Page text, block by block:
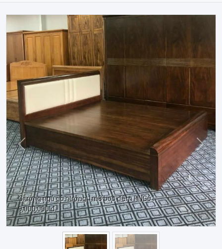
Giường ngủ gỗ hương 1m8 bọc đệm HNG61
9,000,000 đ
Trước Sau